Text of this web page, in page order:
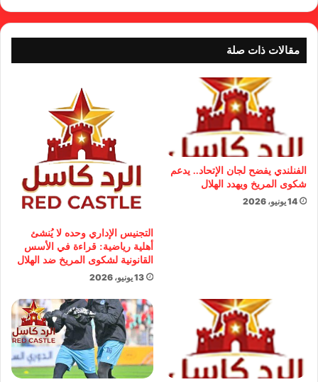
مقالات ذات صلة
الفنلندي يفضح لجان الإتحاد.. يدعم
شكوى المريخ ويهدد الهلال
14 يونيو، 2026
التجنيس الإداري وحده لا يُنشئ
أهلية رياضية: قراءة في الأسس
القانونية لشكوى المريخ ضد الهلال
13 يونيو، 2026